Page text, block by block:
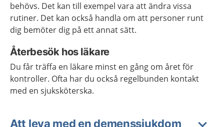
behövs. Det kan till exempel vara att ändra vissa
rutiner. Det kan också handla om att personer runt
dig bemöter dig på ett annat sätt.
Återbesök hos läkare
Du får träffa en läkare minst en gång om året för
kontroller. Ofta har du också regelbunden kontakt
med en sjuksköterska.
Att leva med en demenssjukdom